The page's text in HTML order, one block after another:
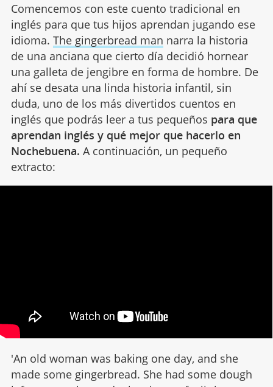
Comencemos con este cuento tradicional en
inglés para que tus hijos aprendan jugando ese
idioma. The gingerbread man narra la historia
de una anciana que cierto día decidió hornear
una galleta de jengibre en forma de hombre. De
ahí se desata una linda historia infantil, sin
duda, uno de los más divertidos cuentos en
inglés que podrás leer a tus pequeños para que
aprendan inglés y qué mejor que hacerlo en
Nochebuena. A continuación, un pequeño
extracto:
'An old woman was baking one day, and she
made some gingerbread. She had some dough